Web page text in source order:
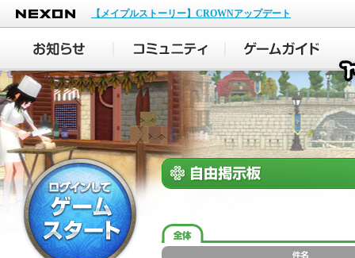
NEXON
【メイプルストーリー】CROWNアップデート